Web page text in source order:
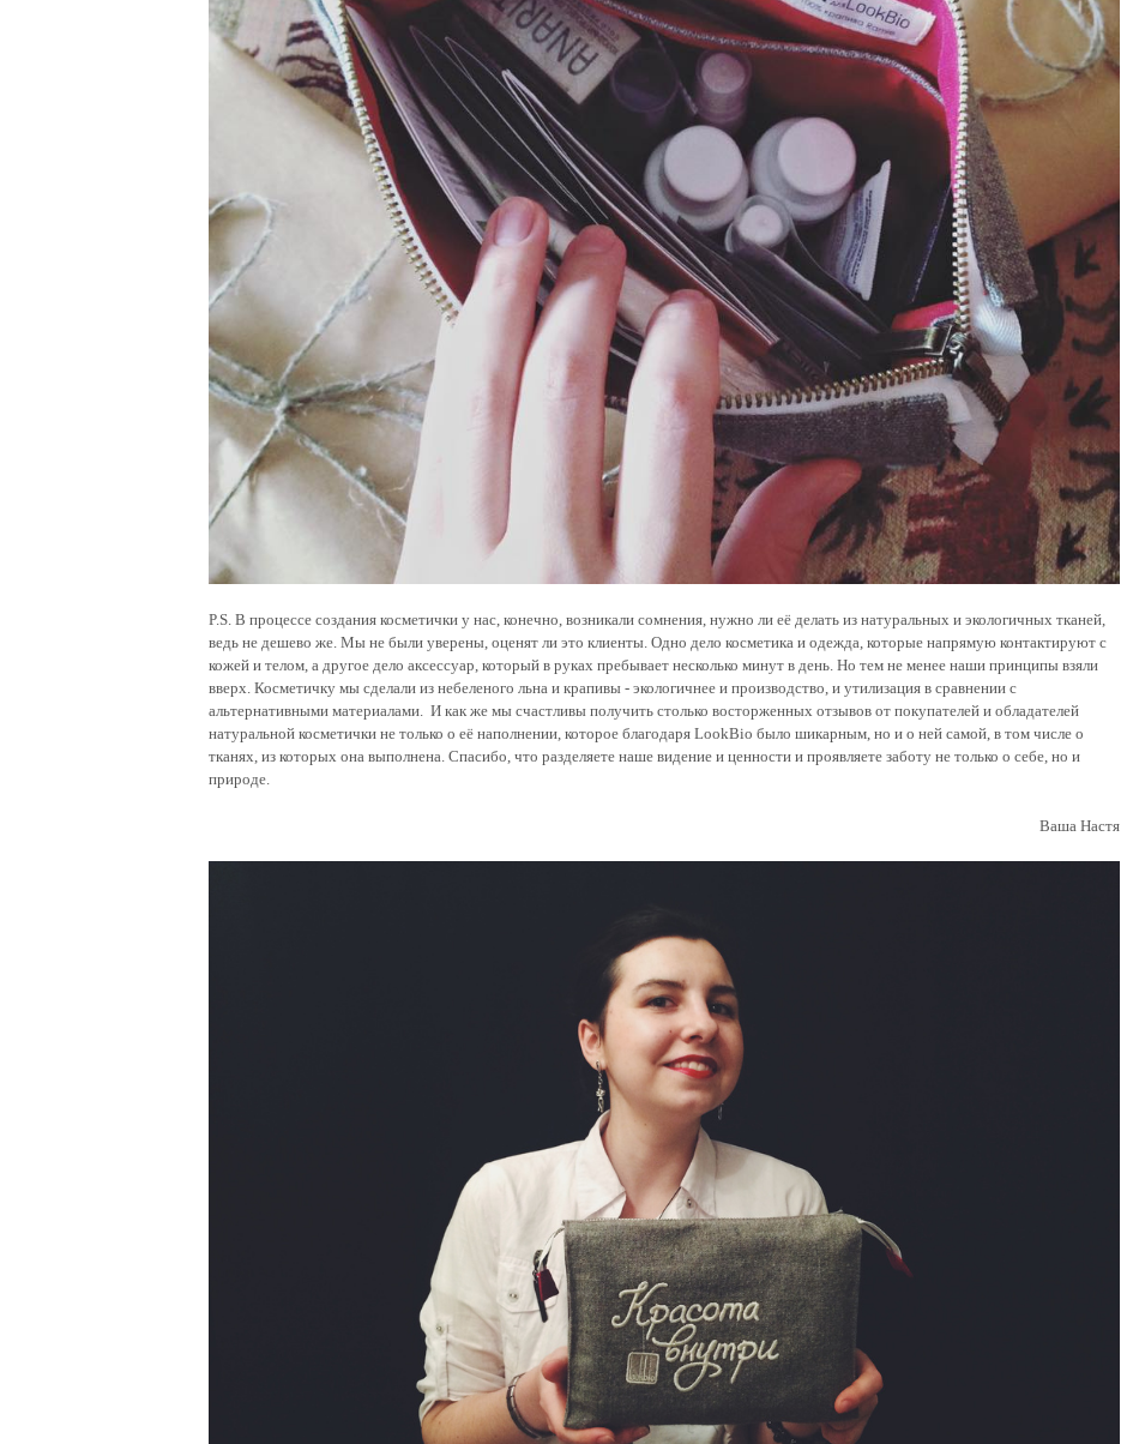
P.S. В процессе создания косметички у нас, конечно, возникали сомнения, нужно ли её делать из натуральных и экологичных тканей,
ведь не дешево же. Мы не были уверены, оценят ли это клиенты. Одно дело косметика и одежда, которые напрямую контактируют с
кожей и телом, а другое дело аксессуар, который в руках пребывает несколько минут в день. Но тем не менее наши принципы взяли
вверх. Косметичку мы сделали из небеленого льна и крапивы - экологичнее и производство, и утилизация в сравнении с
альтернативными материалами. И как же мы счастливы получить столько восторженных отзывов от покупателей и обладателей
натуральной косметички не только о её наполнении, которое благодаря LookBio было шикарным, но и о ней самой, в том числе о
тканях, из которых она выполнена. Спасибо, что разделяете наше видение и ценности и проявляете заботу не только о себе, но и
природе.
Ваша Настя